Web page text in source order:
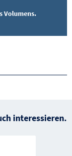
Volumens.
interessieren.